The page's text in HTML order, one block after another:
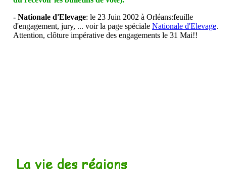
- Nationale d'Elevage: le 23 Juin 2002 à Orléans:feuille
d'engagement, jury, ... voir la page spéciale Nationale d'Elevage.
Attention, clôture impérative des engagements le 31 Mai!!